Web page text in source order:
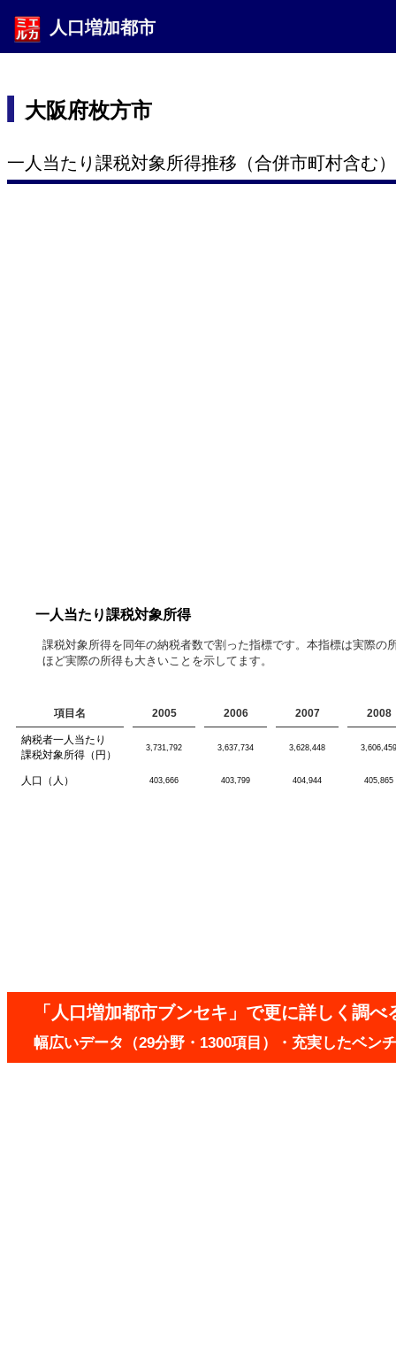
人口増加都市
大阪府枚方市
一人当たり課税対象所得推移（合併市町村含む）
一人当たり課税対象所得
課税対象所得を同年の納税者数で割った指標です。本指標は実際
ほど実際の所得も大きいことを示してます。
項目名 2005 2006 2007 2008
納税者一人当たり
課税対象所得（円）
3,731,792 3,637,734 3,628,448 3,606,459
人口（人） 403,666 403,799 404,944 405,865
「人口増加都市ブンセキ」で更に詳しく調べ
幅広いデータ（29分野・1300項目）・充実したベン